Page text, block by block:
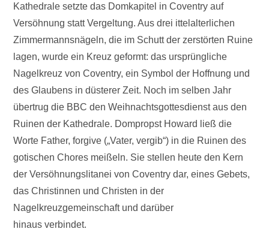
Kathedrale setzte das Domkapitel in Coventry auf
Versöhnung statt Vergeltung. Aus drei ittelalterlichen
Zimmermannsnägeln, die im Schutt der zerstörten Ruine
lagen, wurde ein Kreuz geformt: das ursprüngliche
Nagelkreuz von Coventry, ein Symbol der Hoffnung und
des Glaubens in düsterer Zeit. Noch im selben Jahr
übertrug die BBC den Weihnachtsgottesdienst aus den
Ruinen der Kathedrale. Dompropst Howard ließ die
Worte Father, forgive („Vater, vergib“) in die Ruinen des
gotischen Chores meißeln. Sie stellen heute den Kern
der Versöhnungslitanei von Coventry dar, eines Gebets,
das Christinnen und Christen in der
Nagelkreuzgemeinschaft und darüber
hinaus verbindet.